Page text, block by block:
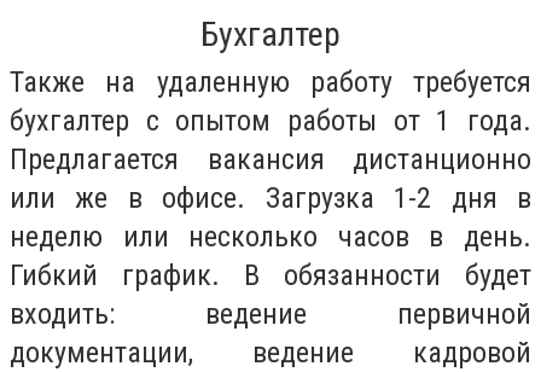
Бухгалтер
Также на удаленную работу требуется
бухгалтер с опытом работы от 1 года.
Предлагается вакансия дистанционно
или же в офисе. Загрузка 1-2 дня в
неделю или несколько часов в день.
Гибкий график. В обязанности будет
входить: ведение первичной
документации, ведение кадровой